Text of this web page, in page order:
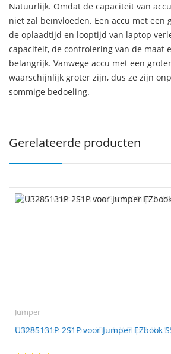
Natuurlijk. Omdat de capaciteit van
niet zal beïnvloeden. Een accu met een
de oplaadtijd en looptijd van laptop
capaciteit, de controlering van de maat
belangrijk. Vanwege accu met een
waarschijnlijk groter zijn, dus ze zijn
sommige bedoeling.
Gerelateerde producten
Jumper
U3285131P-2S1P voor Jumper EZbook